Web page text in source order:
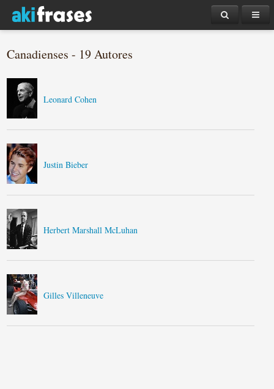
Canadienses - 19 Autores
Leonard Cohen
Justin Bieber
Herbert Marshall McLuhan
Gilles Villeneuve